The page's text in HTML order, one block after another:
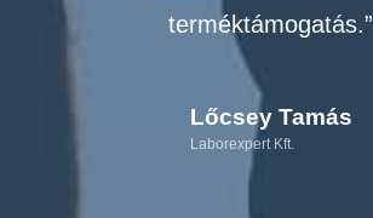
terméktámogatás.”
Lőcsey Tamás
Laborexpert Kft.